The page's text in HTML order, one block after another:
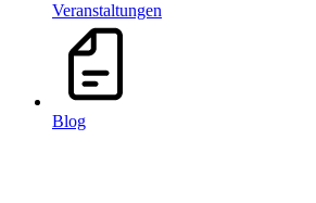
Veranstaltungen
Blog